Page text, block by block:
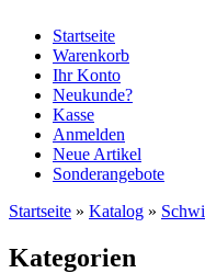
Startseite
Warenkorb
Ihr Konto
Neukunde?
Kasse
Anmelden
Neue Artikel
Sonderangebote
Startseite » Katalog »
Kategorien